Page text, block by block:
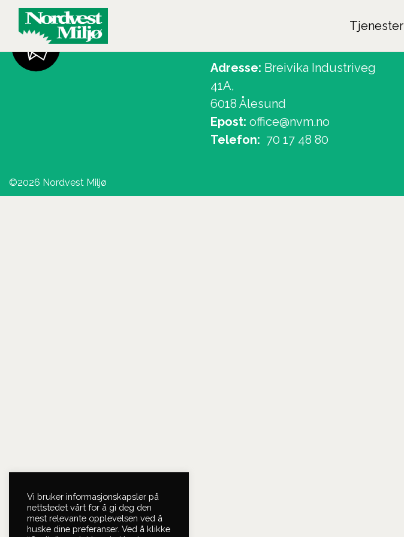
Main Navigation Tjenester
Adresse: Breivika Industriveg
41A,
6018 Ålesund
Epost: office@nvm.no
Telefon: 70 17 48 80
©2026 Nordvest Miljø
Vi bruker informasjonskapsler på
nettstedet vårt for å gi deg den
mest relevante opplevelsen ved å
huske dine preferanser. Ved å klikke